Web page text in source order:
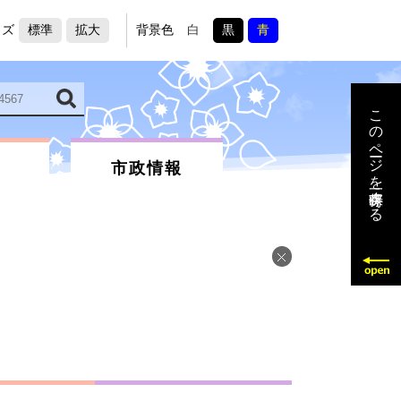
標準 拡大 背景色 白 黒 青
市政情報 このページを一時保存する